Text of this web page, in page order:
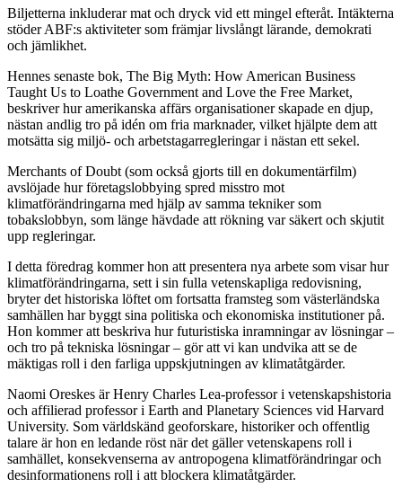
Biljetterna inkluderar mat och dryck vid ett mingel efteråt. Intäkterna
stöder ABF:s aktiviteter som främjar livslångt lärande, demokrati
och jämlikhet.
Hennes senaste bok, The Big Myth: How American Business
Taught Us to Loathe Government and Love the Free Market,
beskriver hur amerikanska affärs organisationer skapade en djup,
nästan andlig tro på idén om fria marknader, vilket hjälpte dem att
motsätta sig miljö- och arbetstagarregleringar i nästan ett sekel.
Merchants of Doubt (som också gjorts till en dokumentärfilm)
avslöjade hur företagslobbying spred misstro mot
klimatförändringarna med hjälp av samma tekniker som
tobakslobbyn, som länge hävdade att rökning var säkert och skjutit
upp regleringar.
I detta föredrag kommer hon att presentera nya arbete som visar hur
klimatförändringarna, sett i sin fulla vetenskapliga redovisning,
bryter det historiska löftet om fortsatta framsteg som västerländska
samhällen har byggt sina politiska och ekonomiska institutioner på.
Hon kommer att beskriva hur futuristiska inramningar av lösningar –
och tro på tekniska lösningar – gör att vi kan undvika att se de
mäktigas roll i den farliga uppskjutningen av klimatåtgärder.
Naomi Oreskes är Henry Charles Lea-professor i vetenskapshistoria
och affilierad professor i Earth and Planetary Sciences vid Harvard
University. Som världskänd geoforskare, historiker och offentlig
talare är hon en ledande röst när det gäller vetenskapens roll i
samhället, konsekvenserna av antropogena klimatförändringar och
desinformationens roll i att blockera klimatåtgärder.